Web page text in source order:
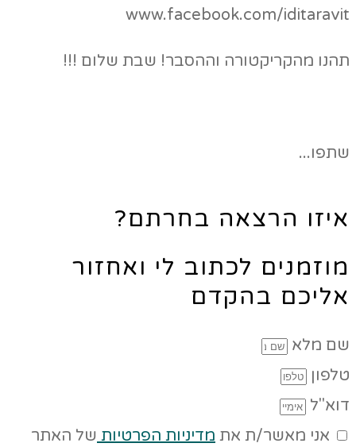
www.facebook.com/iditaravit
תהנו מהקריקטורה וההסבר! שבת שלום !!!
שתפו...
איזו הרצאה בחרתם?
מוזמנים לכתוב לי ואחזור
אליכם בהקדם
שם מלא
טלפון
דוא"ל
אני מאשר/ת את מדיניות הפרטיות של האתר